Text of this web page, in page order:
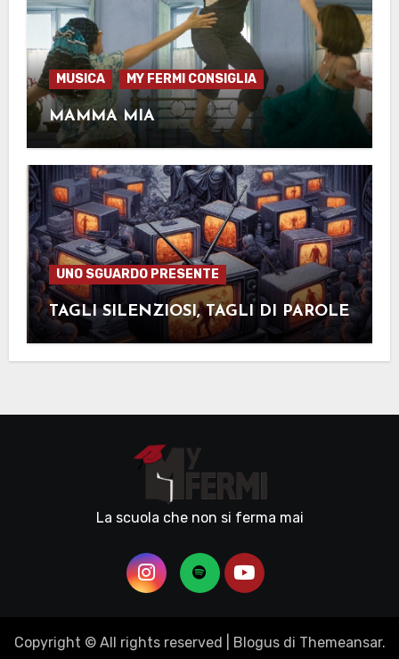
MUSICA MY FERMI CONSIGLIA
MAMMA MIA
UNO SGUARDO PRESENTE
TAGLI SILENZIOSI, TAGLI DI PAROLE
La scuola che non si ferma mai
Copyright © All rights reserved Blogusdi Themeansar.